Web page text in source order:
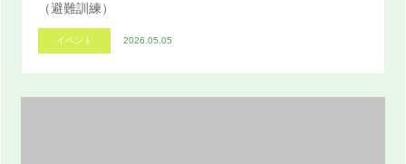
（避難訓練）
イベント 2026.05.05